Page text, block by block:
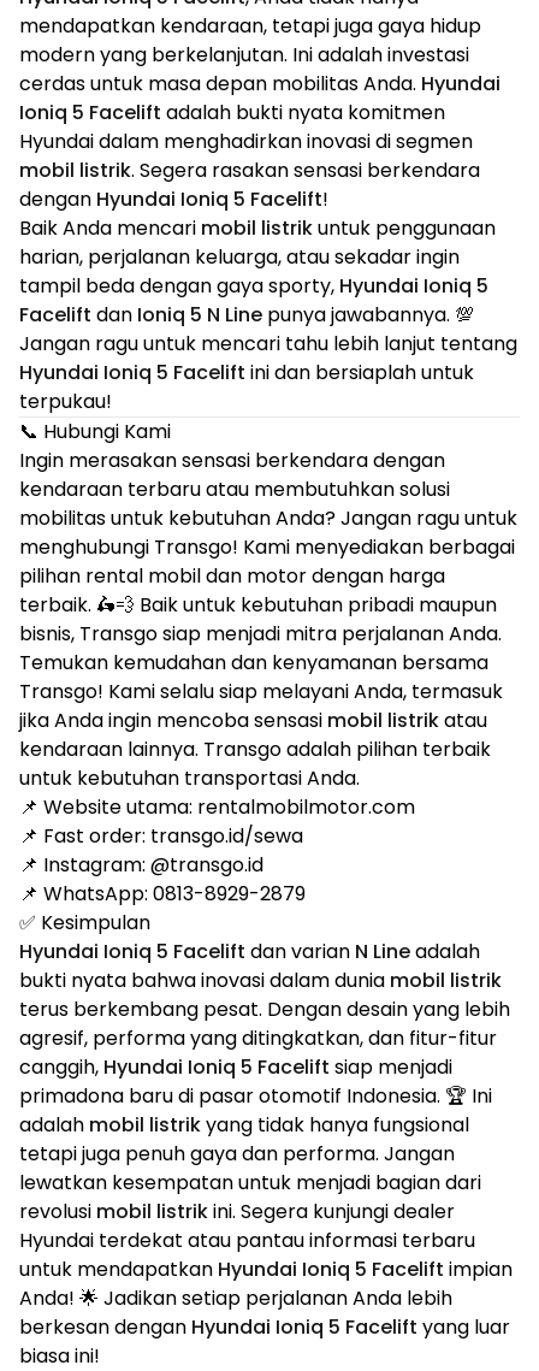
mendapatkan kendaraan, tetapi juga gaya hidup
modern yang berkelanjutan. Ini adalah investasi
cerdas untuk masa depan mobilitas Anda. Hyundai
Ioniq 5 Facelift adalah bukti nyata komitmen
Hyundai dalam menghadirkan inovasi di segmen
mobil listrik. Segera rasakan sensasi berkendara
dengan Hyundai Ioniq 5 Facelift!
Baik Anda mencari mobil listrikuntuk penggunaan
harian, perjalanan keluarga, atau sekadar ingin
tampil beda dengan gaya sporty, Hyundai Ioniq 5
Facelift dan Ioniq 5 N Line punya jawabannya. 💯
Jangan ragu untuk mencari tahu lebih lanjut tentang
Hyundai Ioniq 5 Facelift ini dan bersiaplah untuk
terpukau!
📞 Hubungi Kami
Ingin merasakan sensasi berkendara dengan
kendaraan terbaru atau membutuhkan solusi
mobilitas untuk kebutuhan Anda? Jangan ragu untuk
menghubungi Transgo! Kami menyediakan berbagai
pilihan rental mobil dan motor dengan harga
terbaik. 🛵💨 Baik untuk kebutuhan pribadi maupun
bisnis, Transgo siap menjadi mitra perjalanan Anda.
Temukan kemudahan dan kenyamanan bersama
Transgo! Kami selalu siap melayani Anda, termasuk
jika Anda ingin mencoba sensasi mobil listrikatau
kendaraan lainnya. Transgo adalah pilihan terbaik
untuk kebutuhan transportasi Anda.
📌 Website utama: rentalmobilmotor.com
📌 Fast order: transgo.id/sewa
📌 Instagram: @transgo.id
📌 WhatsApp: 0813-8929-2879
✅ Kesimpulan
Hyundai Ioniq 5 Facelift dan varian N Lineadalah
bukti nyata bahwa inovasi dalam dunia mobil listrik
terus berkembang pesat. Dengan desain yang lebih
agresif, performa yang ditingkatkan, dan fitur-fitur
canggih, Hyundai Ioniq 5 Facelift siap menjadi
primadona baru di pasar otomotif Indonesia. 🏆 Ini
adalah mobil listrikyang tidak hanya fungsional
tetapi juga penuh gaya dan performa. Jangan
lewatkan kesempatan untuk menjadi bagian dari
revolusi mobil listrikini. Segera kunjungi dealer
Hyundai terdekat atau pantau informasi terbaru
untuk mendapatkan Hyundai Ioniq 5 Facelift impian
Anda! 🌟 Jadikan setiap perjalanan Anda lebih
berkesan dengan Hyundai Ioniq 5 Facelift yang luar
biasa ini!